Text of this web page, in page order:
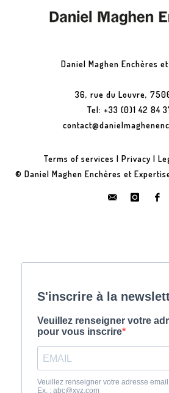
Daniel Maghen Enchères
36, rue du Louvre,
Tel: +33 (0)1 42 84
Terms of services | Privacy |
© Daniel Maghen Enchères et